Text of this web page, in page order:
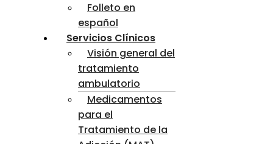
Folleto en
español
Servicios Clínicos
Visión general del
tratamiento
ambulatorio
Medicamentos
para el
Tratamiento de la